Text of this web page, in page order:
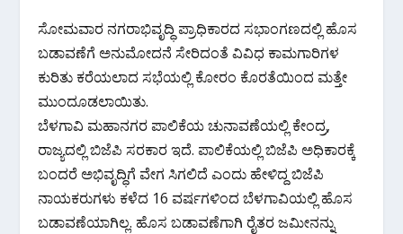
k p
ಸೋಮವಾರ ನಗರಾಭಿವೃದ್ಧಿ ಪ್ರಾಧಿಕಾರದ ಸಭಾಂಗಣದಲ್ಲಿ ಹೊಸ
ಬಡಾವಣೆಗೆ ಅನುಮೋದನೆ ಸೇರಿದಂತೆ ವಿವಿಧ ಕಾಮಗಾರಿಗಳ
ಕುರಿತು ಕರೆಯಲಾದ ಸಭೆಯಲ್ಲಿ ಕೋರಂ ಕೊರತೆಯಿಂದ ಮತ್ತೇ
ಮುಂದೂಡಲಾಯಿತು.
ಬೆಳಗಾವಿ ಮಹಾನಗರ ಪಾಲಿಕೆಯ ಚುನಾವಣೆಯಲ್ಲಿ ಕೇಂದ್ರ,
ರಾಜ್ಯದಲ್ಲಿ ಬಿಜೆಪಿ ಸರಕಾರ ಇದೆ. ಪಾಲಿಕೆಯಲ್ಲಿ ಬಿಜೆಪಿ ಅಧಿಕಾರಕ್ಕೆ
ಬಂದರೆ ಅಭಿವೃದ್ಧಿಗೆ ವೇಗ ಸಿಗಲಿದೆ ಎಂದು ಹೇಳಿದ್ದ ಬಿಜೆಪಿ
ನಾಯಕರುಗಳು ಕಳೆದ 16 ವರ್ಷಗಳಿಂದ ಬೆಳಗಾವಿಯಲ್ಲಿ ಹೊಸ
ಬಡಾವಣೆಯಾಗಿಲ್ಲ. ಹೊಸ ಬಡಾವಣೆಗಾಗಿ ರೈತರ ಜಮೀನನ್ನು